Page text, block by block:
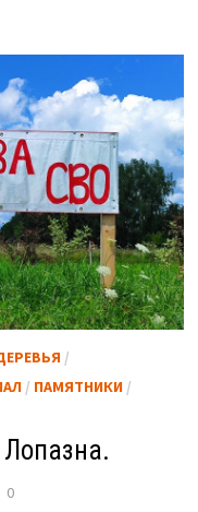
/
/ ПАМЯТНИКИ/
0